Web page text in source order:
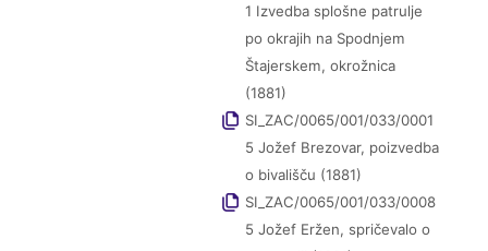
1 Izvedba splošne patrulje
po okrajih na Spodnjem
Štajerskem, okrožnica
(1881)
SI_ZAC/0065/001/033/0001
5 Jožef Brezovar, poizvedba
o bivališču (1881)
SI_ZAC/0065/001/033/0008
5 Jožef Eržen, spričevalo o